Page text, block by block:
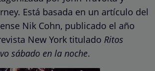
Está basada en un artículo del
Nik Cohn, publicado el año
New York titulado Ritos
sábado en la noche.